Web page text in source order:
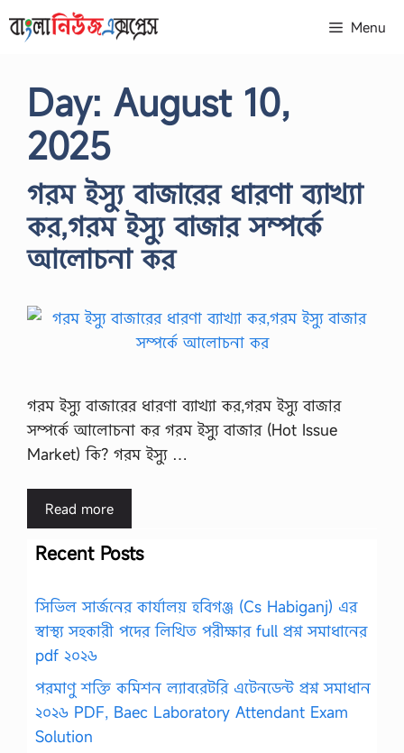
to
Menu
Day: August 10,
2025
গরম ইস্যু বাজারের ধারণা ব্যাখ্যা
কর,গরম ইস্যু বাজার সম্পর্কে
আলোচনা কর
গরম ইস্যু বাজারের ধারণা ব্যাখ্যা কর,গরম ইস্যু বাজার
সম্পর্কে আলোচনা কর গরম ইস্যু বাজার (Hot Issue
Market) কি? গরম ইস্যু …
Read more
Recent Posts
সিভিল সার্জনের কার্যালয় হবিগঞ্জ (Cs Habiganj) এর
স্বাস্থ্য সহকারী পদের লিখিত পরীক্ষার full প্রশ্ন সমাধানের
pdf ২০২৬
পরমাণু শক্তি কমিশন ল্যাবরেটরি এটেনডেন্ট প্রশ্ন সমাধান
২০২৬ PDF, Baec Laboratory Attendant Exam
Solution